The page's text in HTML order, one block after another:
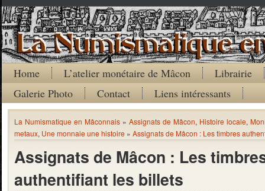
Home L’atelier monétaire de Mâcon
Librairie
Galerie Photo
Contact Liens intéressants
La Numismatique en Mâconnais » Assignats de Mâcon, Histoire locale,
metaux, Une monnaie une histoire » Assignats de Mâcon : Les timbres
Assignats de Mâcon : Les
authentifiant les billets